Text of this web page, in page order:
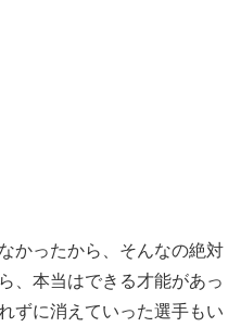
かったから、そんなの絶対
、本当はできる才能があっ
ずに消えていった選手もい